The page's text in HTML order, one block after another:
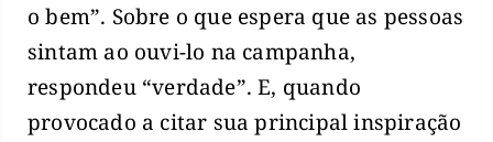
o bem”. Sobre o que espera que as pessoas
sintam ao ouvi-lo na campanha,
respondeu “verdade”. E, quando
provocado a citar sua principal inspiração